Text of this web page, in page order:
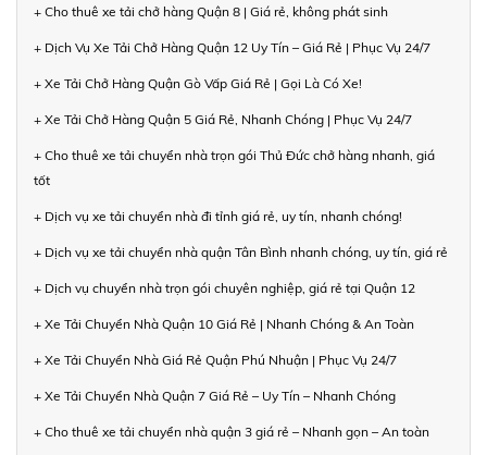
+ Cho thuê xe tải chở hàng Quận 8 | Giá rẻ, không phát sinh
+ Dịch Vụ Xe Tải Chở Hàng Quận 12 Uy Tín – Giá Rẻ | Phục Vụ 24/7
+ Xe Tải Chở Hàng Quận Gò Vấp Giá Rẻ | Gọi Là Có Xe!
+ Xe Tải Chở Hàng Quận 5 Giá Rẻ, Nhanh Chóng | Phục Vụ 24/7
+ Cho thuê xe tải chuyển nhà trọn gói Thủ Đức chở hàng nhanh, giá
tốt
+ Dịch vụ xe tải chuyển nhà đi tỉnh giá rẻ, uy tín, nhanh chóng!
+ Dịch vụ xe tải chuyển nhà quận Tân Bình nhanh chóng, uy tín, giá rẻ
+ Dịch vụ chuyển nhà trọn gói chuyên nghiệp, giá rẻ tại Quận 12
+ Xe Tải Chuyển Nhà Quận 10 Giá Rẻ | Nhanh Chóng & An Toàn
+ Xe Tải Chuyển Nhà Giá Rẻ Quận Phú Nhuận | Phục Vụ 24/7
+ Xe Tải Chuyển Nhà Quận 7 Giá Rẻ – Uy Tín – Nhanh Chóng
+ Cho thuê xe tải chuyển nhà quận 3 giá rẻ – Nhanh gọn – An toàn